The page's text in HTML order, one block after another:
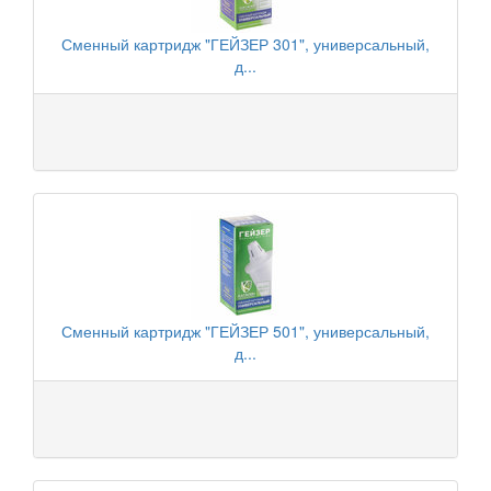
Сменный картридж "ГЕЙЗЕР 301", универсальный,
д...
Сменный картридж "ГЕЙЗЕР 501", универсальный,
д...